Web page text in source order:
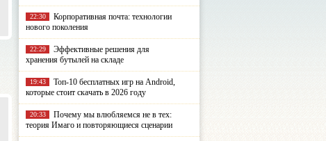
22:30
Корпоративная почта: технологии
нового поколения
22:29
Эффективные решения для
хранения бутылей на складе
19:43
Топ-10 бесплатных игр на Android,
которые стоит скачать в 2026 году
20:33
Почему мы влюбляемся не в тех:
теория Имаго и повторяющиеся сценарии